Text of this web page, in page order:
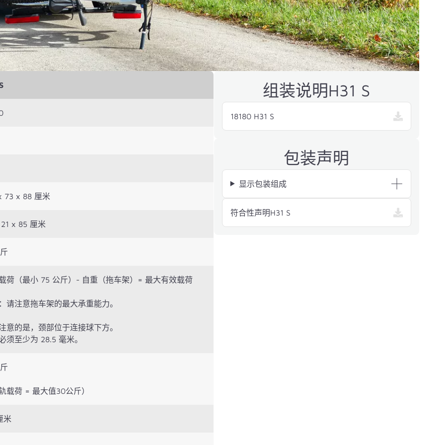
73 x 88 厘米
x 85 厘米
荷（最小 75 公斤）- 自重（拖车架）= 最大有效载荷
请注意拖车架的最大承重能力。
意的是，颈部位于连接球下方。
须至少为 28.5 毫米。
载荷 = 最大值30公斤）
米
组装说明H31 S
18180 H31 S
包装声明
显示包装组成
符合性声明H31 S— H31 S ，在新窗口中打开